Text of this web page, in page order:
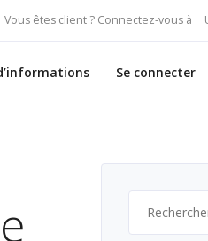
Vous êtes client ? Connectez-vous à
Se connecter